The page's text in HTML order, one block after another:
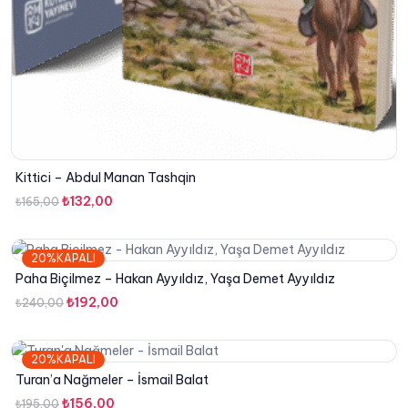
Kittici – Abdul Manan Tashqin
₺165,00 Orijinal
₺165,00.
₺132,00
fiyat:
₺132,00.
20%KAPALI
Paha Biçilmez – Hakan Ayyıldız, Yaşa Demet Ayyıldız
₺240,00 Orijinal
₺240,00.
₺192,00
fiyat:
₺192,00.
20%KAPALI
Turan’a Nağmeler – İsmail Balat
₺195,00 Orijinal
₺156,00